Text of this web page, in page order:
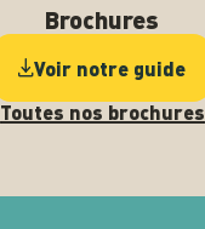
Brochures
Voir notre guide
Toutes nos brochures